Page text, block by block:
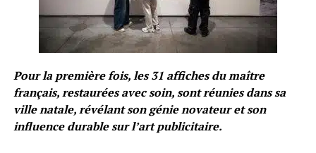
Pour la première fois, les 31 affiches du maître
français, restaurées avec soin, sont réunies dans sa
ville natale, révélant son génie novateur et son
influence durable sur l’art publicitaire.